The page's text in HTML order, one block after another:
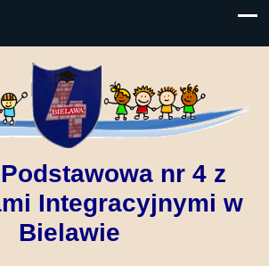
Podstawowa nr 4 z
Integracyjnymi w
Bielawie